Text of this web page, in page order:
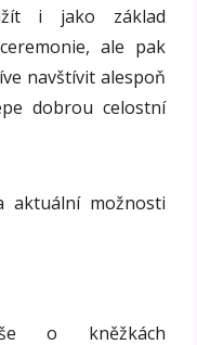
i jako základ
ale pak
navštívit alespoň
dobrou celostní
aktuální možnosti
o kněžkách